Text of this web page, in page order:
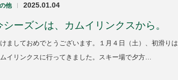
他 | 2025.01.04
シーズンは、カムイリンクスから。
ましておめでとうございます。１月４日（土）、初滑りは
イリンクスに行ってきました。スキー場で夕方…